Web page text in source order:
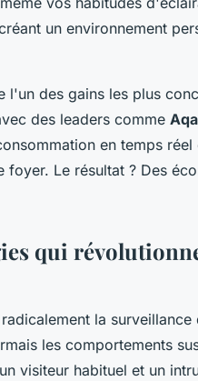
un environnement
l'un des gains les plus
des leaders comme
en temps
Le résultat ? Des
qui
la surveillance
les comportements
visiteur habituel et un